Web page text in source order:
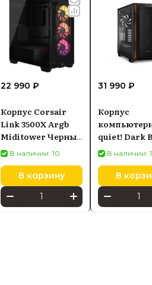
22 990 ₽
Корпус Corsair
Link 3500X Argb
Miditower Черный
(CC9011280WW)
В наличии: 10
В корзину
31 990 ₽
Корпус
quiet! Dark
701, black
В наличии:
В